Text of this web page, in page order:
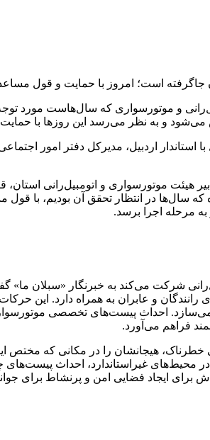
است؛ امروز با حمایت و قول مساعد
و موتورسواری که سال‌هاست مورد
می‌شود و به نظر می‌رسد این روزها با
استاندار اردبیل، مدیرکل دفتر امور
هیئت موتورسواری و اتومبیل‌رانی
سال‌ها در انتظار تحقق آن بودیم، با
مرحله اجرا برسد.
شرکت می‌کند به خبرنگار «سبلان
رانندگان و عابران به همراه دارد. این
احداث پیست‌های تخصصی موتورسواری
فراهم می‌آورد.
هیجانشان را در مکانی که مختص این
غیراستاندارد، احداث پیست‌های
ایجاد فضایی امن و پرنشاط برای